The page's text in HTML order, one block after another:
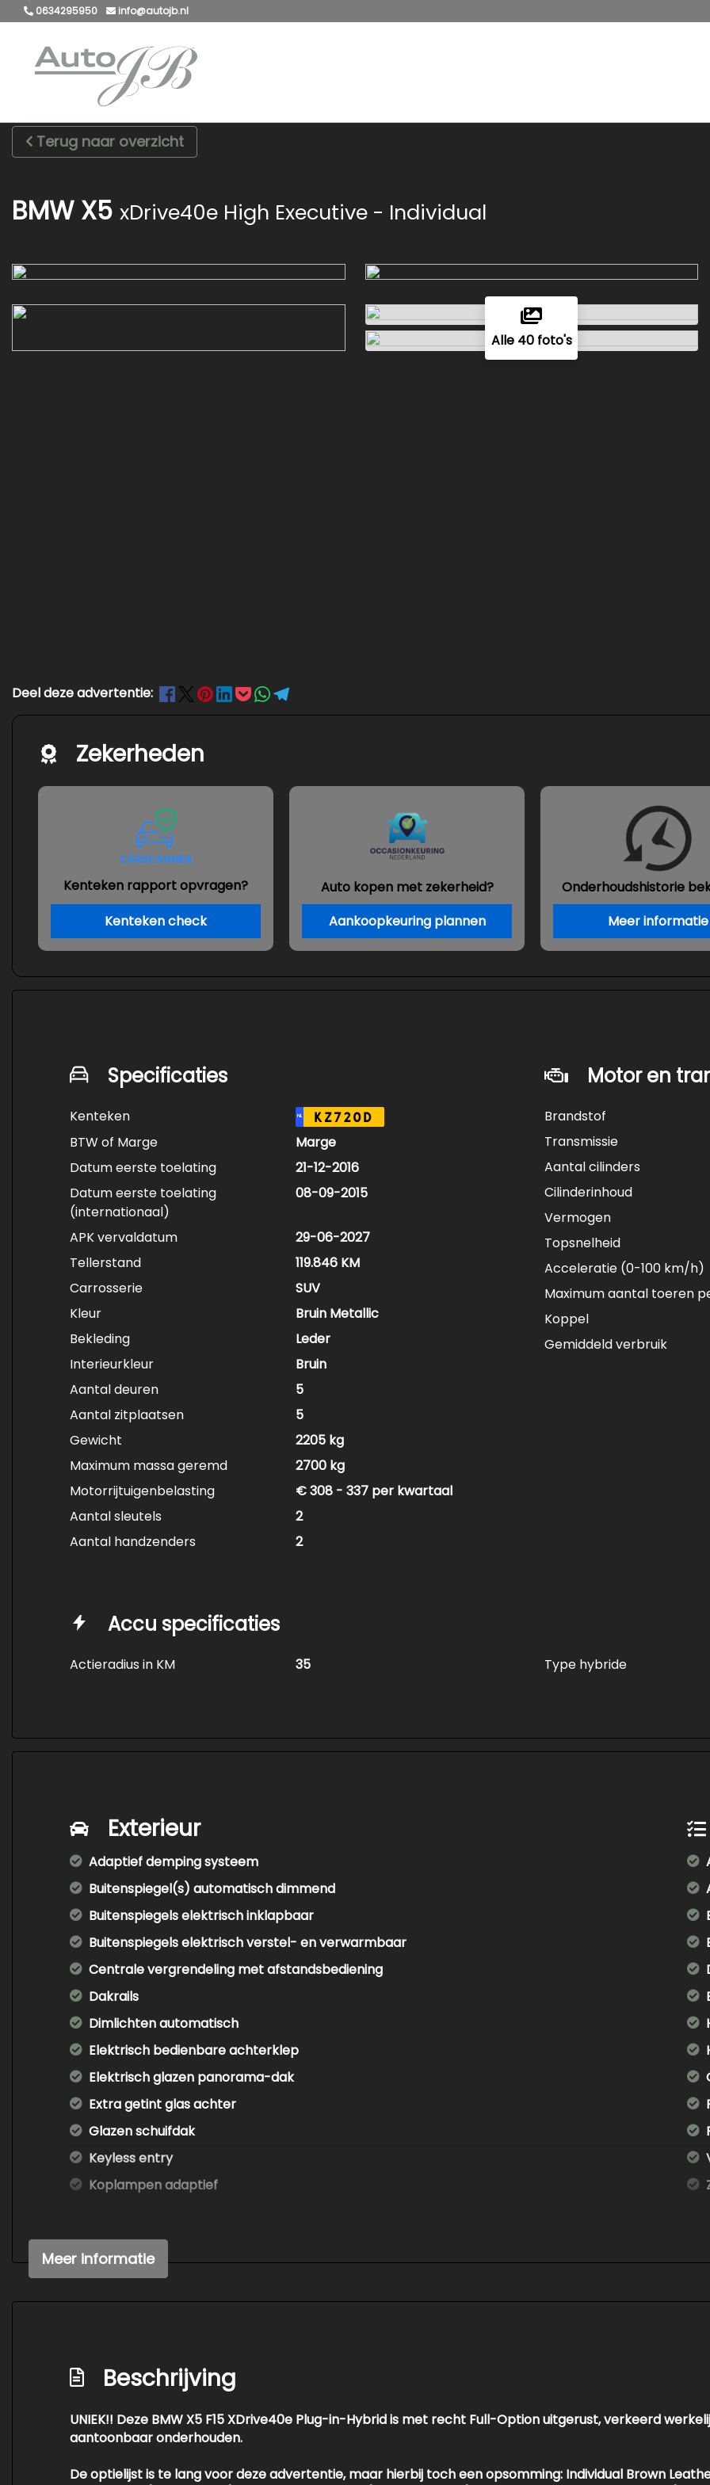
0634295950 info@autojb.nl
Terug naar overzicht
BMW X5 xDrive40e High Executive - Individual
Alle 40 foto's
Deel deze advertentie:
Zekerheden
Kenteken rapport opvragen?
Kenteken check
Auto kopen met zekerheid?
Aankoopkeuring plannen
Onderhoudshistorie
Meer informatie
Specificaties
Kenteken NL KZ720D
BTW of Marge
Marge
Datum eerste toelating
21-12-2016
Datum eerste toelating
(internationaal)
08-09-2015
APK vervaldatum
29-06-2027
Tellerstand
119.846 KM
Carrosserie
SUV
Kleur
Bruin Metallic
Bekleding
Leder
Interieurkleur
Bruin
Aantal deuren
5
Aantal zitplaatsen
5
Gewicht
2205 kg
Maximum massa geremd
2700 kg
Motorrijtuigenbelasting
€ 308 - 337 per kwartaal
Aantal sleutels
2
Aantal handzenders
2
Motor en
Brandstof
Transmissie
Aantal cilinders
Cilinderinhoud
Vermogen
Topsnelheid
Acceleratie (0-100 km/h)
Maximum aantal toeren
Koppel
Gemiddeld verbruik
Accu specificaties
Actieradius in KM 35 Type hybride
Exterieur
Adaptief demping systeem
Buitenspiegel(s) automatisch dimmend
Buitenspiegels elektrisch inklapbaar
Buitenspiegels elektrisch verstel- en verwarmbaar
Centrale vergrendeling met afstandsbediening
Dakrails
Dimlichten automatisch
Elektrisch bedienbare achterklep
Elektrisch glazen panorama-dak
Extra getint glas achter
Glazen schuifdak
Keyless entry
Koplampen adaptief
Lichtmetalen velgen 18"
Lichtmetalen velgen 20"
Parkeer assistent
Parkeersensor voor
Meer informatie
Beschrijving
UNIEK!! Deze BMW X5 F15 XDrive40e Plug-in-Hybrid is met recht Full-Option uitgerust, verkeerd
aantoonbaar onderhouden.
De optielijst is te lang voor deze advertentie, maar hierbij toch een opsomming: Individual Brown